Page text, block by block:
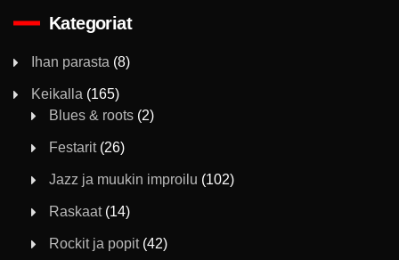
Kategoriat
Ihan parasta (8)
Keikalla (165)
Blues & roots (2)
Festarit(26)
Jazz ja muukin improilu (102)
Raskaat(14)
Rockit ja popit(42)